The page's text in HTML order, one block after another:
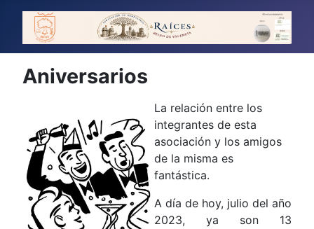
Aniversarios
La relación entre los
integrantes de esta
asociación y los amigos
de la misma es
fantástica.
A día de hoy, julio del año
2023, ya son 13